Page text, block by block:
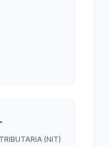
(NIT)